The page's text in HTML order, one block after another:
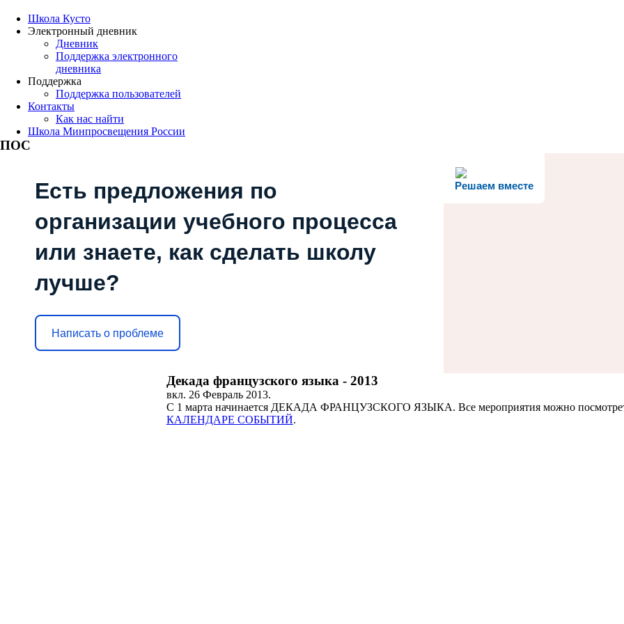
Школа Кусто
Электронный дневник
Дневник
Поддержка электронного
дневника
Поддержка
Поддержка пользователей
Контакты
Как нас найти
Школа Минпросвещения России
ПОС
Решаем вместе
Есть предложения по
организации учебного процесса
или знаете, как сделать школу
лучше?
Написать о проблеме
Декада французского языка - 2013
вкл. 26 Февраль 2013.
С 1 марта начинается ДЕКАДА ФРАНЦУЗСКОГО ЯЗЫКА. Все мероприятия можно
КАЛЕНДАРЕ СОБЫТИЙ.